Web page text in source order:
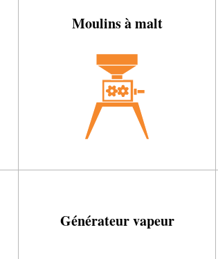
Moulins à malt
Générateur vapeur